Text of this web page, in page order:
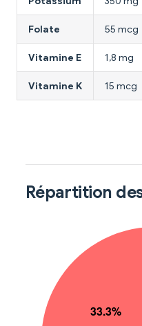
Folate 55 mcg
Vitamine E 1,8 mg
Vitamine K 15 mcg
Répartition